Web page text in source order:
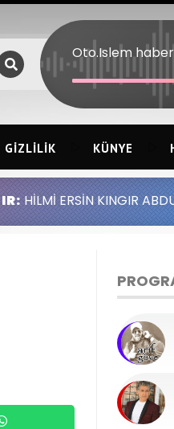
GIZLILIK KÜNYE
KINGIR ABDULLAH